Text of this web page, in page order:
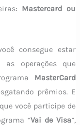
Mastercard ou
consegue estar
as operações que
MasterCard
prêmios. E
você participe de
“Vai de Visa”,